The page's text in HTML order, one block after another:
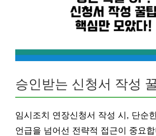
승인받는 신청서 작성
임시조치 연장신청서 작성 시, 단순
언급을 넘어선 전략적 접근이 중요